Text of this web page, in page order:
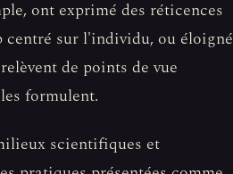
ont exprimé des réticences
sur l'individu, ou éloigné
de points de vue
formulent.
scientifiques et